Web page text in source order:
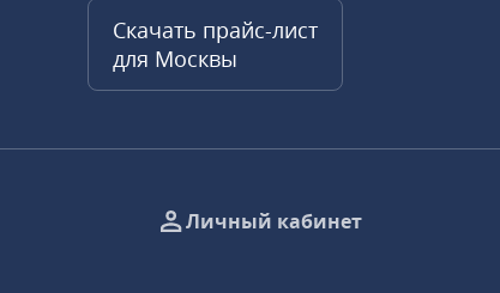
Скачать прайс-лист
для Москвы
Личный кабинет